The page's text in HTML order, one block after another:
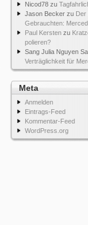
Nicod78 zu
Jason Becker zu Der
Gebrauchten:
Paul Kersten zu
polieren?
Sang Julia Nguyen
Verträglichkeit für
Meta
Anmelden
Eintrags-Feed
Kommentar-Feed
WordPress.org